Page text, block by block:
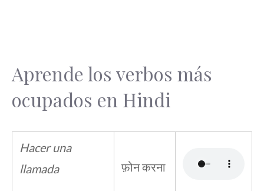
Aprende los verbos más
ocupados en Hindi
Hacer una
llamada
फ़ोन करना